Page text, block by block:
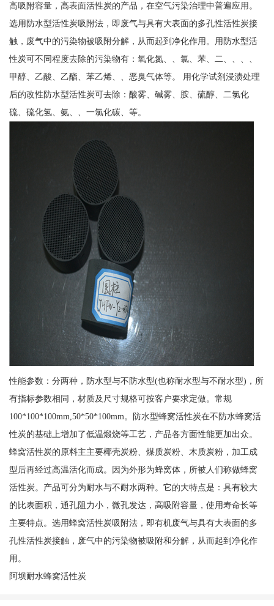
高吸附容量，高表面活性炭的产品，在空气污染治理中普遍应用。
选用防水型活性炭吸附法，即废气与具有大表面的多孔性活性炭接
触，废气中的污染物被吸附分解，从而起到净化作用。用防水型活
性炭可不同程度去除的污染物有：氧化氮、、氯、苯、二、、、、
甲醇、乙酸、乙酯、苯乙烯、、恶臭气体等。 用化学试剂浸渍处理
后的改性防水型活性炭可去除：酸雾、碱雾、胺、硫醇、二氯化
硫、硫化氢、氨、、一氯化碳、等。
性能参数：分两种，防水型与不防水型(也称耐水型与不耐水型)，所
有指标参数相同，材质及尺寸规格可按客户要求定做。常规
100*100*100mm,50*50*100mm。防水型蜂窝活性炭在不防水蜂窝活
性炭的基础上增加了低温煅烧等工艺，产品各方面性能更加出众。
蜂窝活性炭的原料主主要椰壳炭粉、煤质炭粉、木质炭粉，加工成
型后再经过高温活化而成。因为外形为蜂窝体，所被人们称做蜂窝
活性炭。产品可分为耐水与不耐水两种。它的大特点是：具有较大
的比表面积，通孔阻力小，微孔发达，高吸附容量，使用寿命长等
主要特点。选用蜂窝活性炭吸附法，即有机废气与具有大表面的多
孔性活性炭接触，废气中的污染物被吸附和分解，从而起到净化作
用。
阿坝耐水蜂窝活性炭